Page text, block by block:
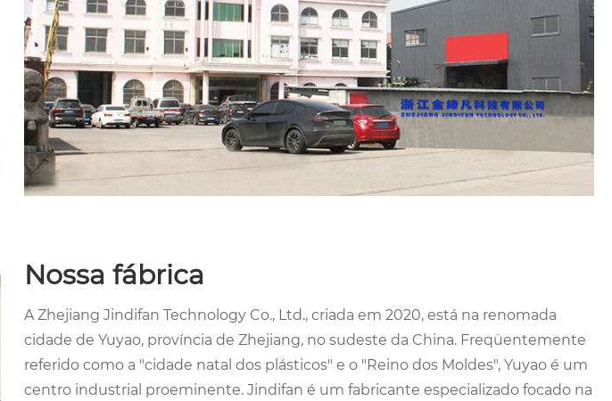
Nossa fábrica
A Zhejiang Jindifan Technology Co., Ltd., criada em 2020, está na renomada
cidade de Yuyao, província de Zhejiang, no sudeste da China. Freqüentemente
referido como a "cidade natal dos plásticos" e o "Reino dos Moldes", Yuyao é um
centro industrial proeminente. Jindifan é um fabricante especializado focado na